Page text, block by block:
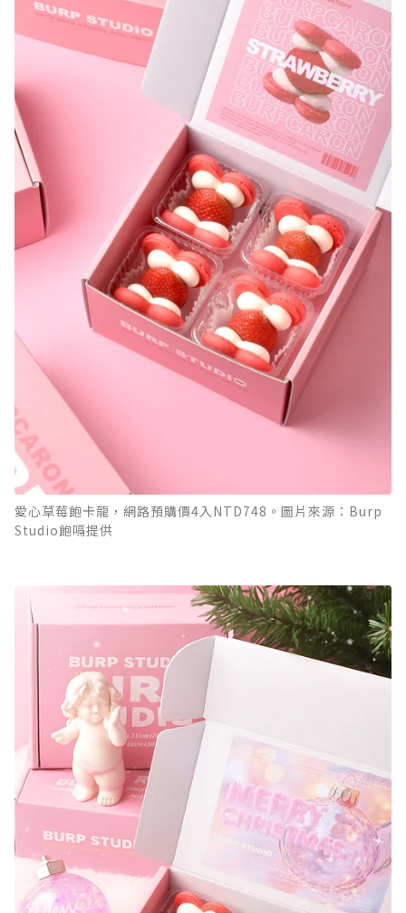
愛心草莓飽卡龍，網路預購價4入NTD748。圖片來源：Burp
Studio飽嗝提供